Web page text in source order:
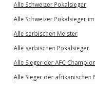
Alle Schweizer Pokalsieger
Alle Schweizer Pokalsieger
Alle serbischen Meister
Alle serbischen Pokalsieger
Alle Sieger der AFC
Alle Sieger der